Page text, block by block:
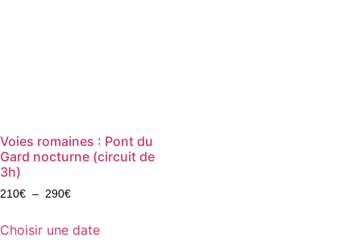
Voies romaines : Pont du
Gard nocturne (circuit de
3h)
210€ – 290€
Choisir une date